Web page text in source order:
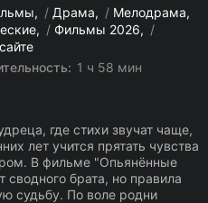
/ Драма / Мелодрама
/ Фильмы 2026
/
1 ч 58 мин
где стихи звучат чаще,
лет учится прятать чувства
В фильме "Опьянённые
брата, но правила
судьбу. По воле родни